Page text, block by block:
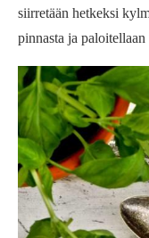
siirretään hetkeksi
pinnasta ja paloitellaan